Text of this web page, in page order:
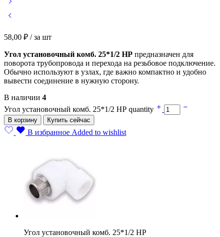
58,00 ₽ / за шт
Угол установочный комб. 25*1/2 НР предназначен для
поворота трубопровода и перехода на резьбовое подключение.
Обычно используют в узлах, где важно компактно и удобно
вывести соединение в нужную сторону.
В наличии 4
Угол установочный комб. 25*1/2 НР quantity
В корзину Купить сейчас
В избранное Added to wishlist
Угол установочный комб. 25*1/2 НР